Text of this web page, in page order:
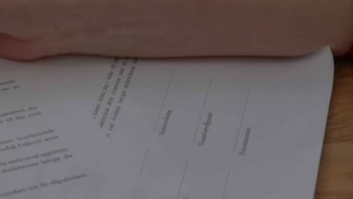
Vanliga frågor om arv